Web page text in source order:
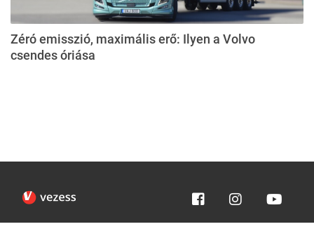
Zéró emisszió, maximális erő: Ilyen a Volvo
csendes óriása